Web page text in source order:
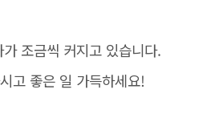
조금씩 커지고 있습니다.
고 좋은 일 가득하세요!